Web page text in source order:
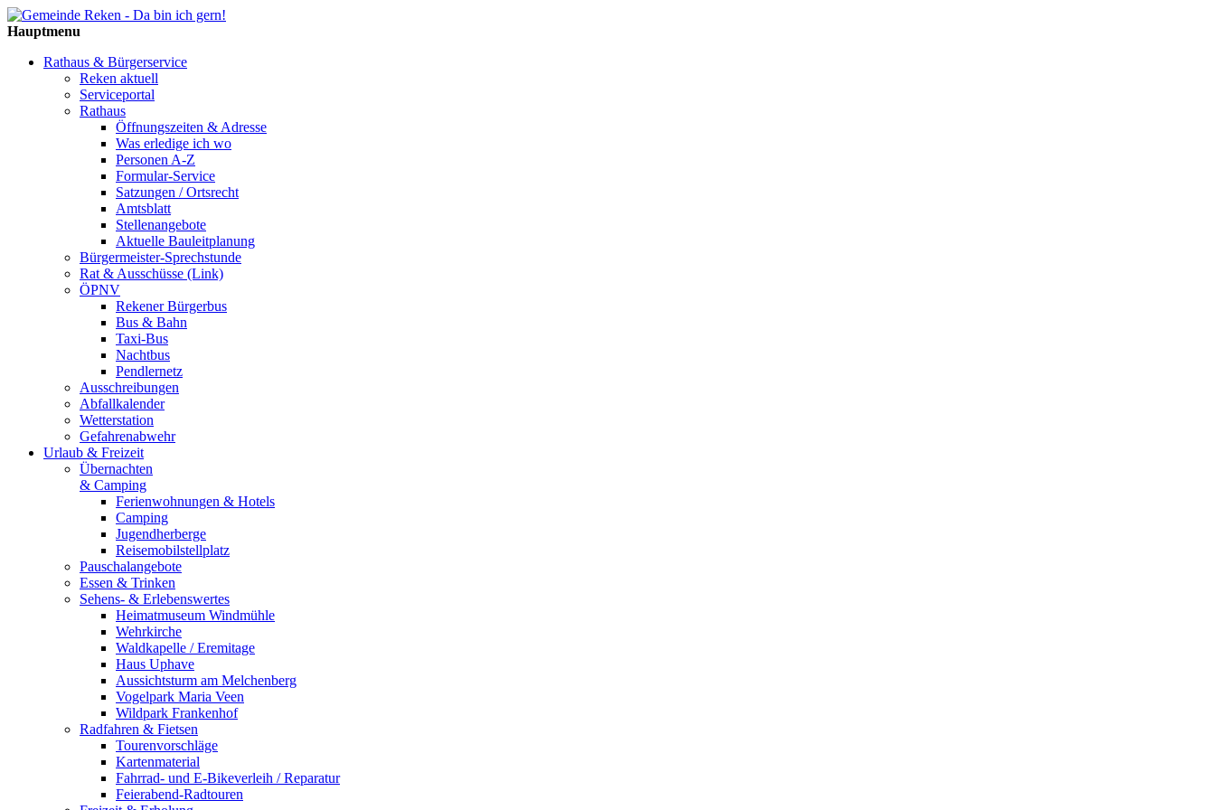
Hauptmenu
Rathaus & Bürgerservice
Reken aktuell
Serviceportal
Rathaus
Öffnungszeiten & Adresse
Was erledige ich wo
Personen A-Z
Formular-Service
Satzungen / Ortsrecht
Amtsblatt
Stellenangebote
Aktuelle Bauleitplanung
Bürgermeister-Sprechstunde
Rat & Ausschüsse (Link)
ÖPNV
Rekener Bürgerbus
Bus & Bahn
Taxi-Bus
Nachtbus
Pendlernetz
Ausschreibungen
Abfallkalender
Wetterstation
Gefahrenabwehr
Urlaub & Freizeit
Übernachten
& Camping
Ferienwohnungen & Hotels
Camping
Jugendherberge
Reisemobilstellplatz
Pauschalangebote
Essen & Trinken
Sehens- & Erlebenswertes
Heimatmuseum Windmühle
Wehrkirche
Waldkapelle / Eremitage
Haus Uphave
Aussichtsturm am Melchenberg
Vogelpark Maria Veen
Wildpark Frankenhof
Radfahren & Fietsen
Tourenvorschläge
Kartenmaterial
Fahrrad- und E-Bikeverleih / Reparatur
Feierabend-Radtouren